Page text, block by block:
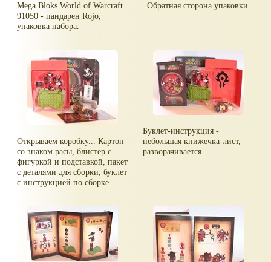
Mega Bloks World of Warcraft
91050 - пандарен Rojo,
упаковка набора.
Обратная сторона упаковки.
Открываем коробку... Картон
со знаком расы, блистер с
фигуркой и подставкой, пакет
с деталями для сборки, буклет
с инструкцией по сборке.
Буклет-инструкция -
небольшая книжечка-лист,
разворачивается.